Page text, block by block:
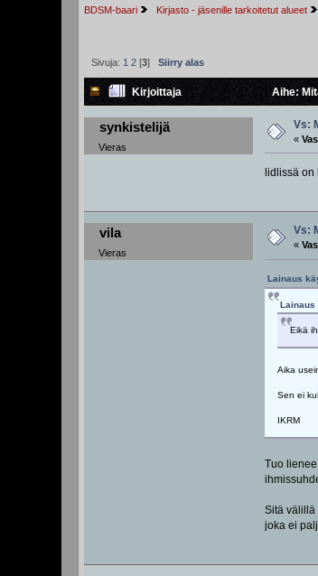
BDSM-baari Kirjasto - jäsenille tarkoitetut alueet
Sivuja: 1 2 [3]Siirry alas
Kirjoittaja Aihe:
synkistelijä
Vieras
Vs:
«
lidlissä
vila
Vieras
Vs:
«
Lainaus
Lainaus
Eikä
Aika
Sen ei
IKRM
Tuo
Sitä välillä
joka ei